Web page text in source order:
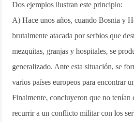
Dos ejemplos ilustran este principio:
A) Hace unos años, cuando Bosnia y
brutalmente atacada por serbios que
mezquitas, granjas y hospitales, se
generalizado. Ante esta situación, se
varios países europeos para encontrar
Finalmente, concluyeron que no tenían
recurrir a un conflicto militar con los